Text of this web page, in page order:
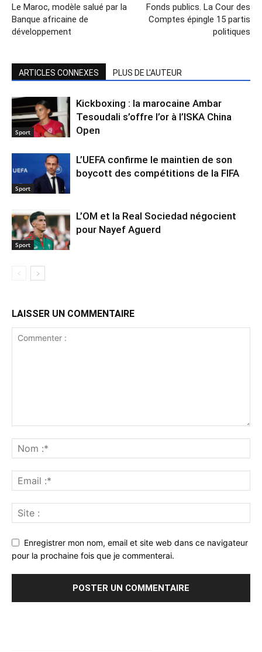
Le Maroc, modèle salué par la
Banque africaine de
développement
Fonds publics. La Cour des
Comptes épingle 15 partis
politiques
ARTICLES CONNEXES PLUS DE L'AUTEUR
Sport
Kickboxing : la marocaine Ambar
Tesoudali s’offre l’or à l’ISKA China
Open
Sport
L’UEFA confirme le maintien de son
boycott des compétitions de la FIFA
Sport
L’OM et la Real Sociedad négocient
pour Nayef Aguerd
LAISSER UN COMMENTAIRE
Enregistrer mon nom, email et site web dans ce navigateur
pour la prochaine fois que je commenterai.